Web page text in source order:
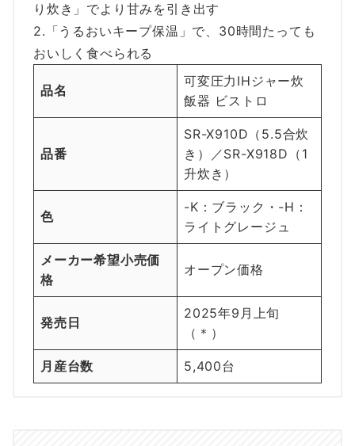
り炊き」でより甘みを引き出す
2.「うるおいキープ保温」で、30時間たっても
おいしく食べられる
品名
可変圧力IHジャー炊
飯器 ビストロ
品番
SR-X910D（5.5合炊
き）／SR-X918D（1
升炊き）
色
-K：ブラック・-H：
ライトグレージュ
メーカー希望小売価
格
オープン価格
発売日
2025年9月上旬
（＊）
月産台数 5,400台